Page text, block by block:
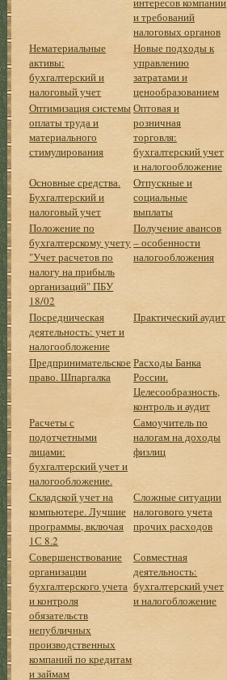
и требований
налоговых органов
Нематериальные
активы:
бухгалтерский и
налоговый учет
Новые подходы к
управлению
затратами и
ценообразованием
Оптимизация системы
оплаты труда и
материального
стимулирования
Оптовая и
розничная
торговля:
бухгалтерский учет
и налогообложение
Основные средства.
Бухгалтерский и
налоговый учет
Отпускные и
социальные
выплаты
Положение по
бухгалтерскому учету
"Учет расчетов по
налогу на прибыль
организаций" ПБУ
18/02
Получение авансов
– особенности
налогообложения
Посредническая
деятельность: учет и
налогообложение
Практический аудит
Предпринимательское
право. Шпаргалка
Расходы Банка
России.
Целесообразность,
контроль и аудит
Расчеты с
подотчетными
лицами:
бухгалтерский учет и
налогообложение.
Самоучитель по
налогам на доходы
физлиц
Складской учет на
компьютере. Лучшие
программы, включая
1С 8.2
Сложные ситуации
налогового учета
прочих расходов
Совершенствование
организации
бухгалтерского учета
и контроля
обязательств
непубличных
производственных
компаний по кредитам
и займам
Совместная
деятельность:
бухгалтерский учет
и налогобложение